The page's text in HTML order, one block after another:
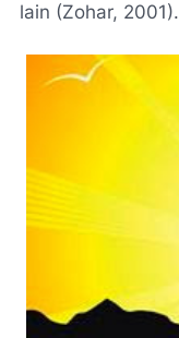
lain (Zohar, 2001).